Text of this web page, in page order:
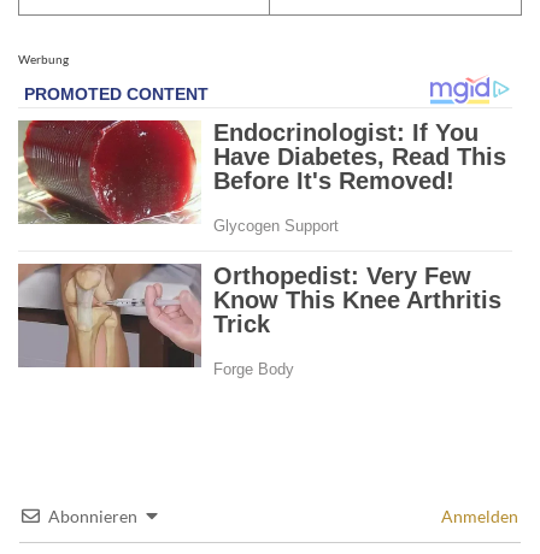
Werbung
Abonnieren Anmelden